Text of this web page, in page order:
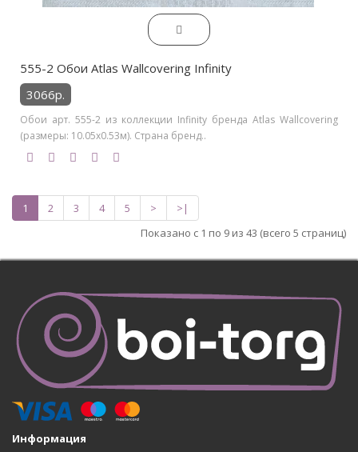
555-2 Обои Atlas Wallcovering Infinity
3066р.
Обои арт. 555-2 из коллекции Infinity бренда Atlas Wallcovering
(размеры: 10.05х0.53м). Страна бренд..
1 2 3 4 5 >
>|
Показано с 1 по 9 из 43 (всего 5 страниц)
Информация